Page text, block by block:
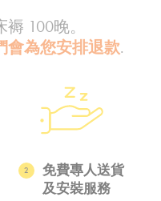
100晚。
會為您安排退款.
免費專人送貨
及安裝服務
2